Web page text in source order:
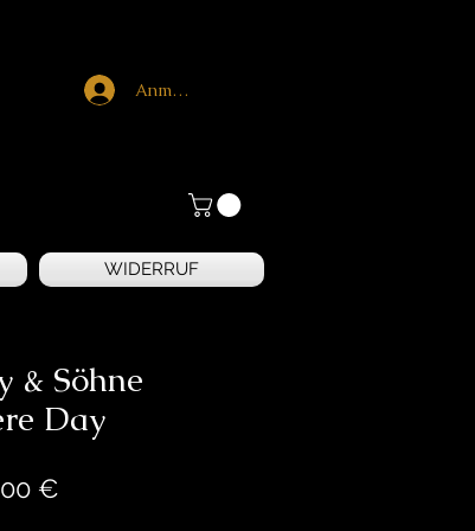
Anmelden
WIDERRUF
& Söhne
Day
€Preis